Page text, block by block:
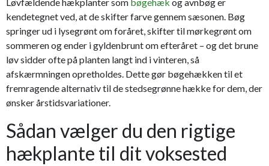
kendetegnet ved, at de skifter farve gennem sæsonen. Bøg
springer ud i lysegrønt om foråret, skifter til mørkegrønt om
sommeren og ender i gyldenbrunt om efteråret – og det brune
løv sidder ofte på planten langt ind i vinteren, så
afskærmningen opretholdes. Dette gør bøgehækken til et
fremragende alternativ til de stedsegrønne hække for dem, der
ønsker årstidsvariationer.
Sådan vælger du den rigtige
hækplante til dit voksested